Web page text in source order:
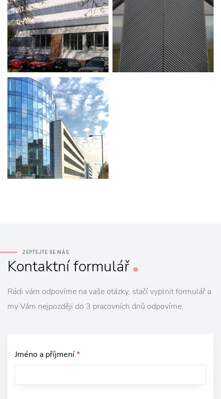
ZEPTEJTE SE NÁS
Kontaktníformulář
Rádi vám odpovíme na vaše otázky, stačí vyplnit formulář a
my Vám nejpozději do 3 pracovních dnů odpovíme.
Jméno a příjmení*